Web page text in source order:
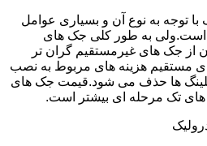
توجه به نوع آن و بسیاری عوامل
است.ولی به طور کلی جک های
از جک های غیرمستقیم گران تر
مستقیم هزینه های مربوط به نصب
ها حذف می شود.قیمت جک های
های تک مرحله ای بیشتر است.